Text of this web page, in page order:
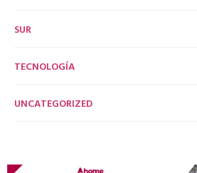
SUR
TECNOLOGÍA
UNCATEGORIZED